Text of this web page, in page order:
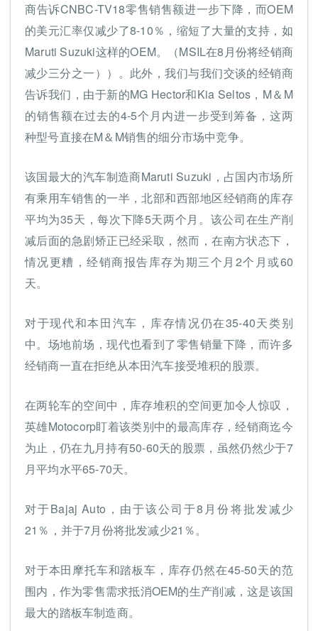
商告诉CNBC-TV18零售销售额进一步下降，而OEM
的美元汇率仅减少了8-10％，缩短了大量的支持，如
Maruti Suzuki这样的OEM。（MSIL在8月份将经销商
减少三分之一））。此外，我们与我们交谈的经销商
告诉我们，由于新的MG Hector和Kia Seltos，M＆M
的销售额在过去的4-5个月内进一步受到筹备，这两
种型号直接在M＆M销售的细分市场中竞争。
该国最大的汽车制造商Maruti Suzuki，占国内市场所
有乘用车销售的一半，北部和西部地区经销商的库存
平均为35天，每次下降5天两个月。该公司在生产削
减后面的急剧矫正已经采取，然而，在南方状态下，
情况更糟，经销商报告库存为期三个月2个月或60
天。
对于现代和本田汽车，库存情况仍在35-40天类别
中。场地前场，现代也看到了零售销量下降，而许多
经销商一直在拒绝从本田汽车接受堆积的股票。
在两轮车的空间中，库存堆积的空间更加令人惊叹，
英雄Motocorp盯着该类别中的最高库存，经销商迄今
为止，仍在九月持有50-60天的股票，虽然仍然少于7
月平均水平65-70天。
对于Bajaj Auto，由于该公司于8月份将批发减少
21％，并于7月份将批发减少21％。
对于本田摩托车和踏板车，库存仍然在45-50天的范
围内，作为零售需求抵消OEM的生产削减，这是该国
最大的踏板车制造商。